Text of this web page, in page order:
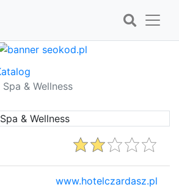
& Wellness
www.hotelczardasz.pl